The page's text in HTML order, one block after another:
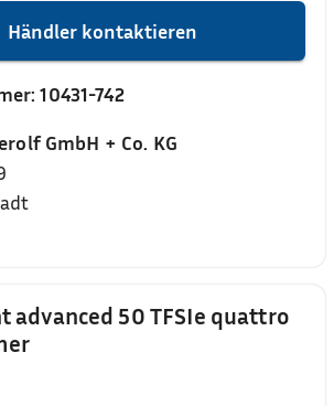
advanced 50 TFSIe quattro
Händler kontaktieren
10431-742
GmbH + Co. KG